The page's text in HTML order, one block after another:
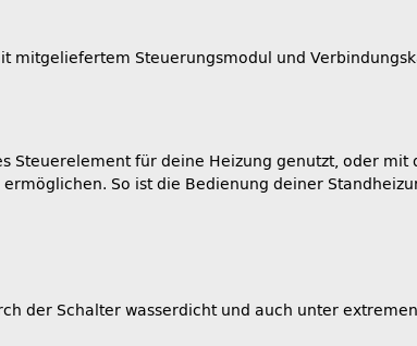
mitgeliefertem Steuerungsmodul und
Steuerelement für deine Heizung genutzt, oder mit
So ist die Bedienung deiner
der Schalter wasserdicht und auch unter